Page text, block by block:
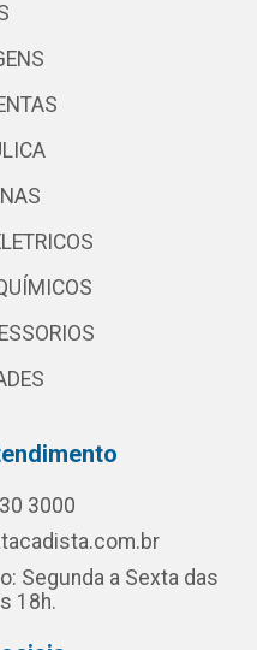
3000
Segunda a Sexta das
18h.